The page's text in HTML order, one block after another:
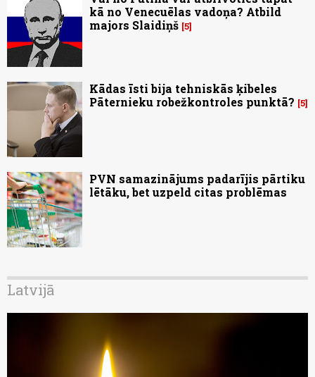
kā no Venecuēlas vadoņa? Atbild
majors Slaidiņš 5
Kādas īsti bija tehniskās ķibeles
Pāternieku robežkontroles punktā? 5
PVN samazinājums padarījis pārtiku
lētāku, bet uzpeld citas problēmas
Latvijā